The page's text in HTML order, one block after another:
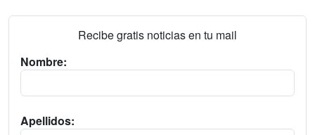
Recibe gratis noticias en tu mail
Nombre:
Apellidos: